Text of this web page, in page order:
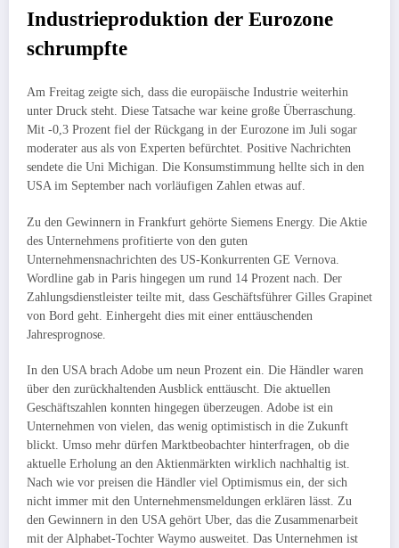
Industrieproduktion der Eurozone
schrumpfte
Am Freitag zeigte sich, dass die europäische Industrie weiterhin
unter Druck steht. Diese Tatsache war keine große Überraschung.
Mit -0,3 Prozent fiel der Rückgang in der Eurozone im Juli sogar
moderater aus als von Experten befürchtet. Positive Nachrichten
sendete die Uni Michigan. Die Konsumstimmung hellte sich in den
USA im September nach vorläufigen Zahlen etwas auf.
Zu den Gewinnern in Frankfurt gehörte Siemens Energy. Die Aktie
des Unternehmens profitierte von den guten
Unternehmensnachrichten des US-Konkurrenten GE Vernova.
Wordline gab in Paris hingegen um rund 14 Prozent nach. Der
Zahlungsdienstleister teilte mit, dass Geschäftsführer Gilles Grapinet
von Bord geht. Einhergeht dies mit einer enttäuschenden
Jahresprognose.
In den USA brach Adobe um neun Prozent ein. Die Händler waren
über den zurückhaltenden Ausblick enttäuscht. Die aktuellen
Geschäftszahlen konnten hingegen überzeugen. Adobe ist ein
Unternehmen von vielen, das wenig optimistisch in die Zukunft
blickt. Umso mehr dürfen Marktbeobachter hinterfragen, ob die
aktuelle Erholung an den Aktienmärkten wirklich nachhaltig ist.
Nach wie vor preisen die Händler viel Optimismus ein, der sich
nicht immer mit den Unternehmensmeldungen erklären lässt. Zu
den Gewinnern in den USA gehört Uber, das die Zusammenarbeit
mit der Alphabet-Tochter Waymo ausweitet. Das Unternehmen ist